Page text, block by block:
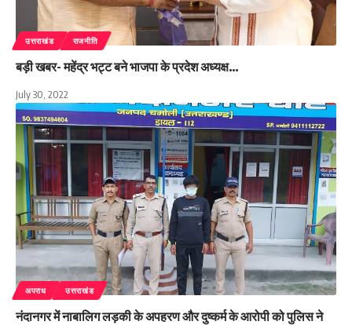
उत्तराखंड राजनीति
बड़ी खबर- महेंद्र भट्ट बने भाजपा के प्रदेश अध्यक्ष…
July 30, 2022
अपराध उत्तराखंड
नंदानगर में नाबालिग लड़की के अपहरण और दुष्कर्म के आरोपी को पुलिस ने